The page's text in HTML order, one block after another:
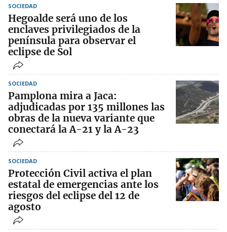
SOCIEDAD
Hegoalde será uno de los
enclaves privilegiados de la
península para observar el
eclipse de Sol
SOCIEDAD
Pamplona mira a Jaca:
adjudicadas por 135 millones las
obras de la nueva variante que
conectará la A-21 y la A-23
SOCIEDAD
Protección Civil activa el plan
estatal de emergencias ante los
riesgos del eclipse del 12 de
agosto